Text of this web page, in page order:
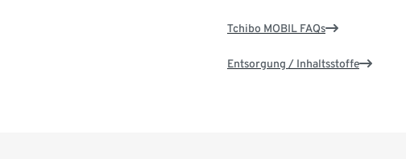
Tchibo MOBIL FAQs
Entsorgung / Inhaltsstoffe